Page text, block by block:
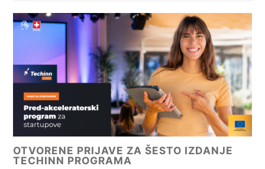
OTVORENE PRIJAVE ZA ŠESTO IZDANJE
TECHINN PROGRAMA